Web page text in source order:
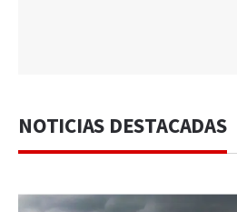
NOTICIAS DESTACADAS